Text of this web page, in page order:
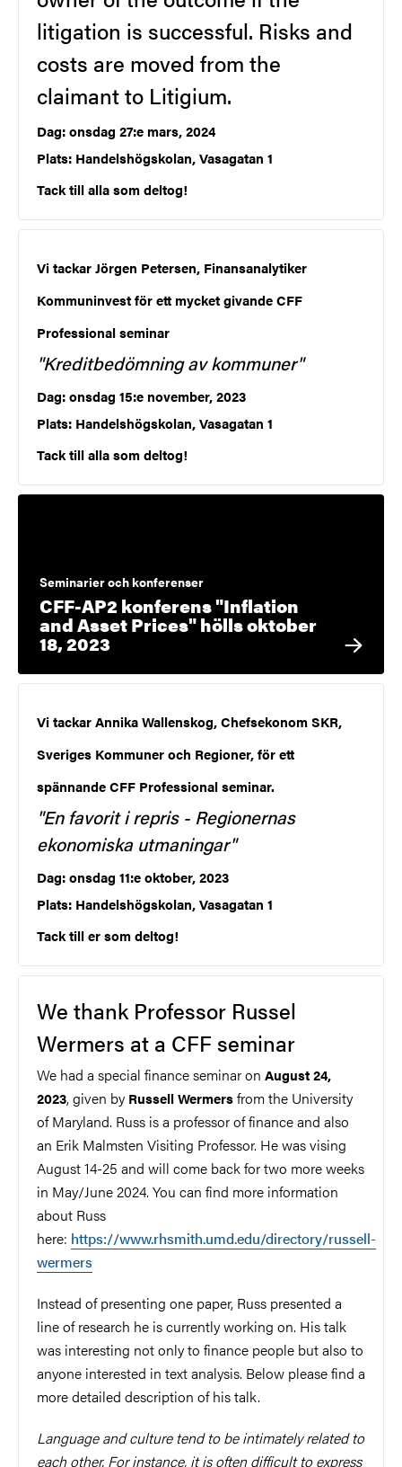
litigation is successful. Risks and
costs are moved from the
claimant to Litigium.
Dag: onsdag 27:e mars, 2024
Plats: Handelshögskolan, Vasagatan 1
Tack till alla som deltog!
Vi tackar Jörgen Petersen, Finansanalytiker
Kommuninvest för ett mycket givande CFF
Professional seminar
"Kreditbedömning av kommuner"
Dag: onsdag 15:e november, 2023
Plats: Handelshögskolan, Vasagatan 1
Tack till alla som deltog!
Seminarier och konferenser
CFF-AP2 konferens "Inflation
and Asset Prices" hölls oktober
18, 2023
Vi tackar Annika Wallenskog, Chefsekonom SKR,
Sveriges Kommuner och Regioner, för ett
spännande CFF Professional seminar.
"En favorit i repris - Regionernas
ekonomiska utmaningar"
Dag: onsdag 11:e oktober, 2023
Plats: Handelshögskolan, Vasagatan 1
Tack till er som deltog!
We thank Professor Russel
Wermers at a CFF seminar
We had a special finance seminar on August 24,
2023, given byRussell Wermersfrom the University
of Maryland. Russ is a professor of finance and also
an Erik Malmsten Visiting Professor. He was vising
August 14-25 and will come back for two more weeks
in May/June 2024. You can find more information
about Russ
here: https://www.rhsmith.umd.edu/directory/russell-
wermers
Instead of presenting one paper, Russ presented a
line of research he is currently working on. His talk
was interesting not only to finance people but also to
anyone interested in text analysis. Below please find a
more detailed description of his talk.
Language and culture tend to be intimately related to
each other. For instance, it is often difficult to express